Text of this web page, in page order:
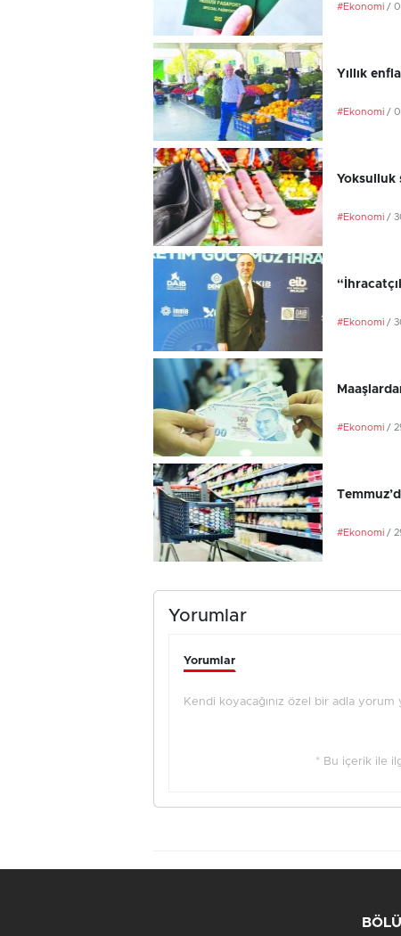
#Ekonomi /
Yıllık
#Ekonomi /
Yoksulluk
#Ekonomi /
#Ekonomi /
#Ekonomi /
#Ekonomi /
Yorumlar
Yorumlar
Kendi koyacağınız özel bir adla
* Bu içerik ile